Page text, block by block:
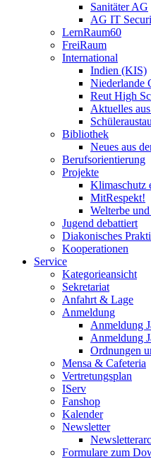
Sanitäter AG
AG IT
LernRaum60
FreiRaum
International
Indien (KIS)
Niederlande
Reut High
Aktuelles
Bibliothek
Neues aus
Berufsorientierung
Projekte
Klimaschutz
MitRespekt!
Welterbe
Jugend debattiert
Diakonisches
Kooperationen
Service
Kategorieansicht
Sekretariat
Anfahrt & Lage
Anmeldung
Anmeldung
Anmeldung
Ordnungen
Mensa & Cafeteria
Vertretungsplan
IServ
Fanshop
Kalender
Newsletter
Formulare zum